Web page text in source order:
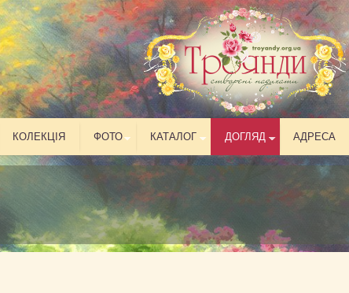
КОЛЕКЦІЯ ФОТО КАТАЛОГ ДОГЛЯД АДРЕСА